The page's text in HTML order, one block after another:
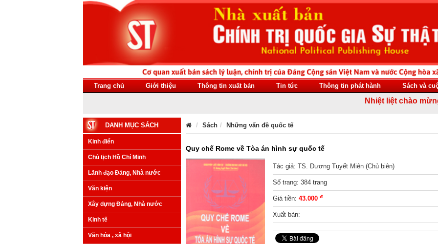
Trang chủ Giới thiệu Thông tin xuất bản Tin tức Thông tin phát hành Sách và
Nhiệt liệt chào mừng
DANH MỤC SÁCH
Kinh điển
Chủ tịch Hồ Chí Minh
Lãnh đạo Đảng, Nhà nước
Văn kiện
Xây dựng Đảng, Nhà nước
Kinh tế
Văn hóa , xã hội
Sách Những vấn đề quốc tế
Quy chế Rome về Tòa án hình sự quốc tế
Tác giả: TS. Dương Tuyết Miên (Chủ biên)
Số trang: 384 trang
Giá tiền: 43.000 đ
Xuất bản: